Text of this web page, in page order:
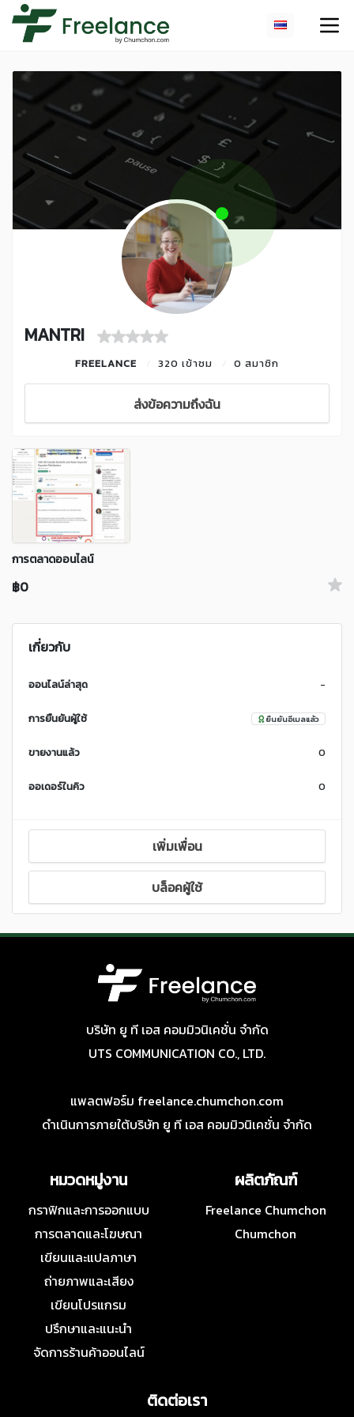
MANTRI
FREELANCE 320 เข้าชม 0 สมาชิก
ส่งข้อความถึงฉัน
การตลาดออนไลน์
฿0
เกี่ยวกับ
ออนไลน์ล่าสุด -
การยืนยันผู้ใช้ ยืนยันอีเมลแล้ว
ขายงานแล้ว 0
ออเดอร์ในคิว 0
เพิ่มเพื่อน
บล็อคผู้ใช้
บริษัท ยู ที เอส คอมมิวนิเคชั่น จำกัด
UTS COMMUNICATION CO., LTD.
แพลตฟอร์ม freelance.chumchon.com
ดำเนินการภายใต้บริษัท ยู ที เอส คอมมิวนิเคชั่น จำกัด
หมวดหมู่งาน
กราฟิกและการออกแบบ
การตลาดและโฆษณา
เขียนและแปลภาษา
ถ่ายภาพและเสียง
เขียนโปรแกรม
ปรึกษาและแนะนำ
จัดการร้านค้าออนไลน์
ผลิตภัณฑ์
Freelance Chumchon
Chumchon
ติดต่อเรา